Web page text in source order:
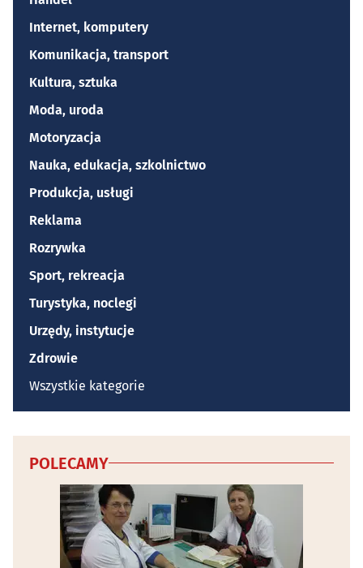
Internet, komputery
Komunikacja, transport
Kultura, sztuka
Moda, uroda
Motoryzacja
Nauka, edukacja, szkolnictwo
Produkcja, usługi
Reklama
Rozrywka
Sport, rekreacja
Turystyka, noclegi
Urzędy, instytucje
Zdrowie
Wszystkie kategorie
POLECAMY